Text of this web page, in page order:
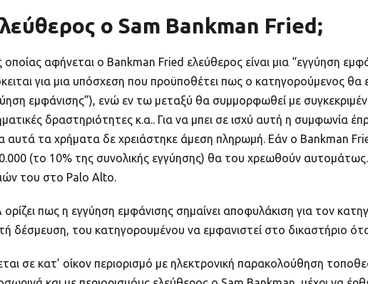
ο Sam Bankman Fried;
αφήνεται ο Bankman Fried ελεύθερος είναι μια “εγγύηση
για μια υπόσχεση που προϋποθέτει πως ο κατηγορούμενος θα
εμφάνισης”), ενώ εν τω μεταξύ θα συμμορφωθεί με
δραστηριότητες κ.α.. Για να μπει σε ισχύ αυτή η
αυτά τα χρήματα δε χρειάστηκε άμεση πληρωμή. Εάν ο Bankman
(το 10% της συνολικής εγγύησης) θα του χρεωθούν
του στο Palo Alto.
πως η εγγύηση εμφάνισης σημαίνει αποφυλάκιση για τον
δέσμευση, του κατηγορουμένου να εμφανιστεί στο δικαστήριο
σε κατ’ οίκον περιορισμό με ηλεκτρονική παρακολούθηση